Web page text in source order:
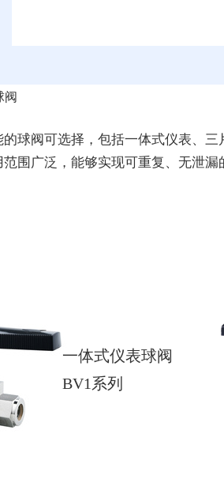
阀
一体式仪表球阀
BV1系列
球阀可选择，包括一体式仪表、
围广泛，能够实现可重复、无泄漏